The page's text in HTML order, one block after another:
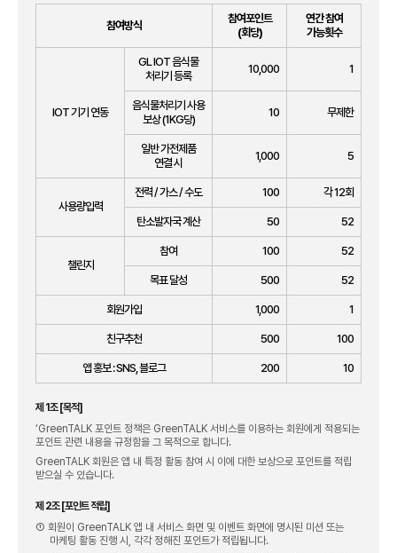
참여방식
참여포인트
(회당)
연간 참여
가능횟수
IOT 기기 연동
GL IOT 음식물
처리기 등록
10,000 1
음식물처리기 사용
보상 (1KG당)
10 무제한
일반 가전제품
연결 시
1,000 5
사용량입력
전력 / 가스 / 수도 100 각 12회
탄소발자국 계산 50 52
챌린지
참여 100 52
목표 달성 500 52
회원가입 1,000 1
친구추천 500 100
앱 홍보 : SNS, 블로그 200 10
제 1조 [목적]
‘GreenTALK 포인트 정책은 GreenTALK 서비스를 이용하는 회원에게 적용되는
포인트 관련 내용을 규정함을 그 목적으로 합니다.
GreenTALK 회원은 앱 내 특정 활동 참여 시 이에 대한 보상으로 포인트를 적립
받으실 수 있습니다.
제 2조 [포인트 적립]
① 회원이 GreenTALK 앱 내 서비스 화면 및 이벤트 화면에 명시된 미션 또는
마케팅 활동 진행 시, 각각 정해진 포인트가 적립됩니다.